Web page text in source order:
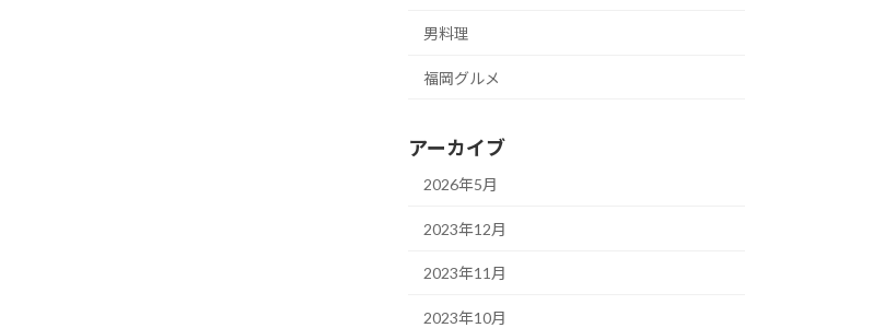
男料理
福岡グルメ
アーカイブ
2026年5月
2023年12月
2023年11月
2023年10月